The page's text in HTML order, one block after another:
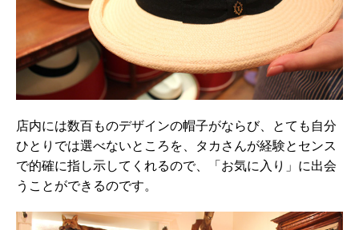
店内には数百ものデザインの帽子がならび、とても自分
ひとりでは選べないところを、タカさんが経験とセンス
で的確に指し示してくれるので、「お気に入り」に出会
うことができるのです。